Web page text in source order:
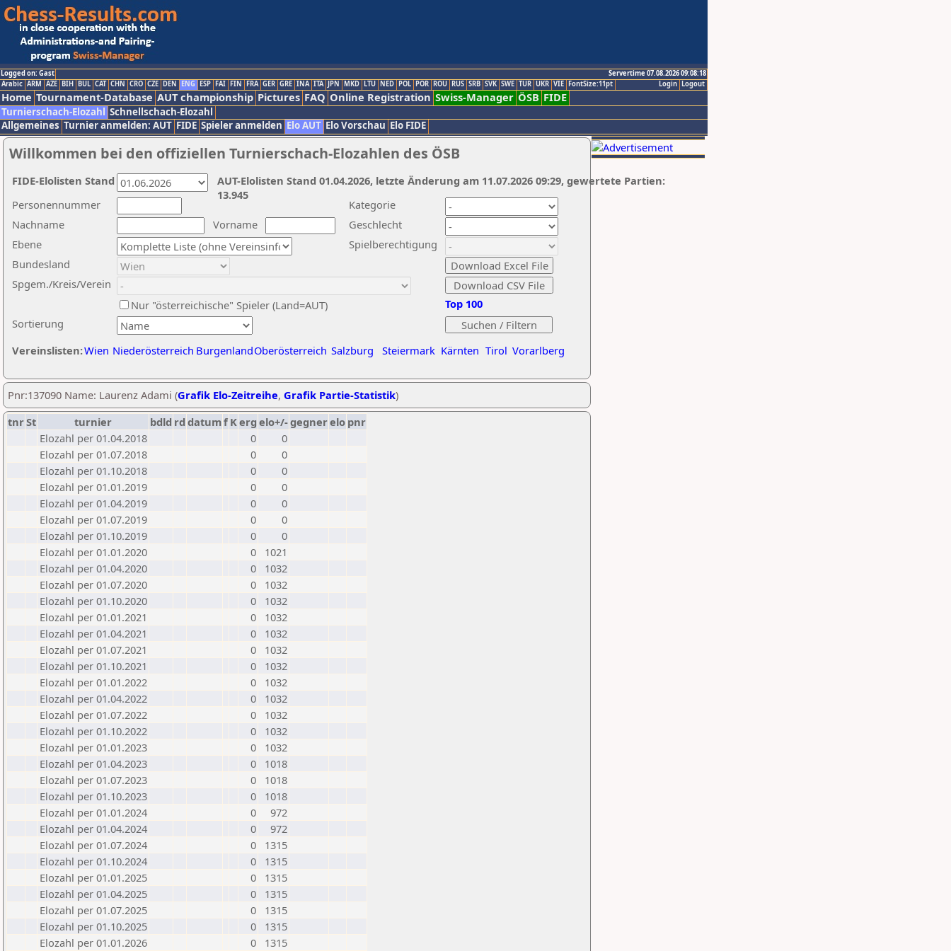
Logged on: Gast
Servertime 07.08.2026 09:08:18
Logout
Login
Arabic ARM AZE BIH BUL CAT CHN CRO CZE DEN ENG ESP FAI FIN FRA GER GRE INA ITA JPN MKD LTU NED POL POR ROU RUS SRB SVK SWE TUR UKR VIE FontSize:11pt
Home Tournament-Database AUT championship Pictures FAQ Online Registration Swiss-Manager ÖSB FIDE
Turnierschach-Elozahl Schnellschach-Elozahl
Allgemeines Turnier anmelden: AUT FIDE Spieler anmelden Elo AUT Elo Vorschau Elo FIDE
Willkommen bei den offiziellen Turnierschach-Elozahlen des ÖSB
Nachname
Vorname
Ebene
Kategorie
Sortierung
Personennummer
Bundesland
Spgem./Kreis/Verein
Geschlecht
Nur "österreichische" Spieler (Land=AUT)
Spielberechtigung
Vereinslisten:Wien Niederösterreich BurgenlandOberösterreich Salzburg Steiermark Kärnten Tirol Vorarlberg
Top 100
AUT-Elolisten Stand 01.04.2026, letzte Änderung am 11.07.2026 09:29, gewertete Partien:
13.945
FIDE-Elolisten Stand
Pnr:137090 Name: Laurenz Adami (Grafik Elo-Zeitreihe, Grafik Partie-Statistik)
tnrSt turnier bdld rd datumf Kerg elo+/-gegnerelo pnr
Elozahl per 01.04.2018
0
0
Elozahl per 01.07.2018
0
0
Elozahl per 01.10.2018
0
0
Elozahl per 01.01.2019
0
0
Elozahl per 01.04.2019
0
0
Elozahl per 01.07.2019
0
0
Elozahl per 01.10.2019
0
0
Elozahl per 01.01.2020
0
1021
Elozahl per 01.04.2020
0
1032
Elozahl per 01.07.2020
0
1032
Elozahl per 01.10.2020
0
1032
Elozahl per 01.01.2021
0
1032
Elozahl per 01.04.2021
0
1032
Elozahl per 01.07.2021
0
1032
Elozahl per 01.10.2021
0
1032
Elozahl per 01.01.2022
0
1032
Elozahl per 01.04.2022
0
1032
Elozahl per 01.07.2022
0
1032
Elozahl per 01.10.2022
0
1032
Elozahl per 01.01.2023
0
1032
Elozahl per 01.04.2023
0
1018
Elozahl per 01.07.2023
0
1018
Elozahl per 01.10.2023
0
1018
Elozahl per 01.01.2024
0
972
Elozahl per 01.04.2024
0
972
Elozahl per 01.07.2024
0
1315
Elozahl per 01.10.2024
0
1315
Elozahl per 01.01.2025
0
1315
Elozahl per 01.04.2025
0
1315
Elozahl per 01.07.2025
0
1315
Elozahl per 01.10.2025
0
1315
Elozahl per 01.01.2026
0 1315